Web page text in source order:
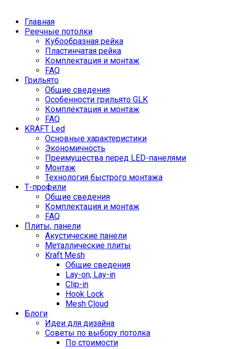
Главная
Реечные потолки
Кубообразная рейка
Пластинчатая рейка
Комплектация и монтаж
FAQ
Грильято
Общие сведения
Особенности грильято GLK
Комплектация и монтаж
FAQ
KRAFT Led
Основные характеристики
Экономичность
Преимущества перед LED-панелями
Монтаж
Технология быстрого монтажа
Т-профили
Общие сведения
Комплектация и монтаж
FAQ
Плиты, панели
Акустические панели
Металлические плиты
Kraft Mesh
Общие сведения
Lay-on, Lay-in
Clip-in
Hook Lock
Mesh Cloud
Блоги
Идеи для дизайна
Советы по выбору потолка
По стоимости